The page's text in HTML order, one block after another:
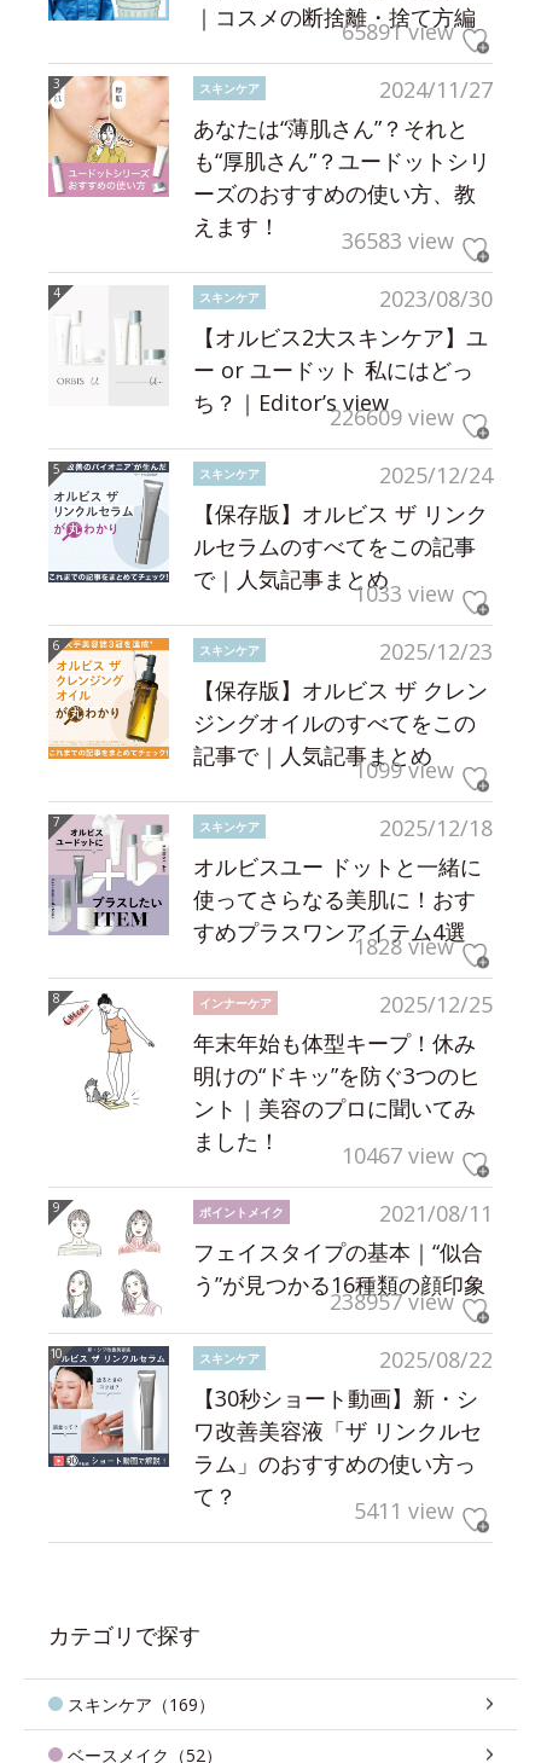
｜コスメの断捨離・捨て方編
65891 view
2024/11/27
スキンケア
あなたは“薄肌さん”？それと
も“厚肌さん”？ユードットシリ
ーズのおすすめの使い方、教
えます！
36583 view
2023/08/30
スキンケア
【オルビス2大スキンケア】ユ
ー or ユードット 私にはどっ
ち？｜Editor’s view226609 view
2025/12/24
スキンケア
【保存版】オルビス ザ リンク
ルセラムのすべてをこの記事
で｜人気記事まとめ1033 view
2025/12/23
スキンケア
【保存版】オルビス ザ クレン
ジングオイルのすべてをこの
記事で｜人気記事まとめ
1099 view
2025/12/18
スキンケア
オルビスユー ドットと一緒に
使ってさらなる美肌に！おす
すめプラスワンアイテム4選
1828 view
2025/12/25
インナーケア
年末年始も体型キープ！休み
明けの“ドキッ”を防ぐ3つのヒ
ント｜美容のプロに聞いてみ
ました！
10467 view
2021/08/11
ポイントメイク
フェイスタイプの基本｜“似合
う”が見つかる16種類の顔印象
238957 view
2025/08/22
スキンケア
【30秒ショート動画】新・シ
ワ改善美容液「ザ リンクルセ
ラム」のおすすめの使い方っ
て？
5411 view
カテゴリで探す
スキンケア（169）
ベースメイク（52）